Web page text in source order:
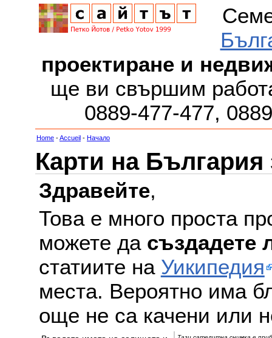
проектиране и
ще ви свършим
0889-477-477,
Home -Accueil - Начало
Карти на България
Здравейте,
Това е много проста
можете да създадете
статиите на Уикипедия
места. Вероятно има
още не са качени или